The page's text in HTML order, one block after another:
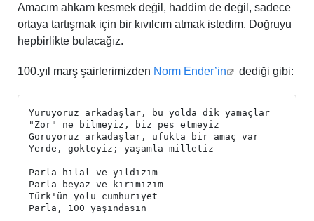
Amacım ahkam kesmek deġil, haddim de deġil, sadece
ortaya tartışmak için bir kıvılcım atmak istedim. Doğruyu
hepbirlikte bulacağız.
100.yıl marş şairlerimizden Norm Ender’in dediği gibi: